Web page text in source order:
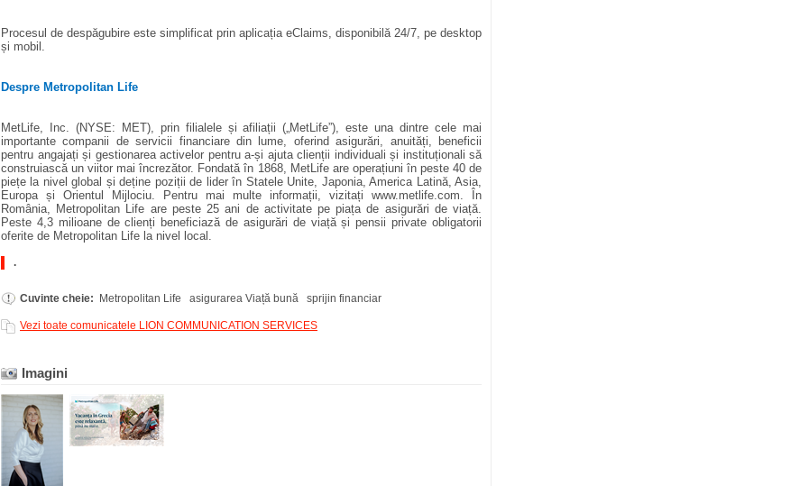
Procesul de despăgubire este simplificat prin aplicația eClaims, disponibilă 24/7, pe desktop
și mobil.
Despre Metropolitan Life
MetLife, Inc. (NYSE: MET), prin filialele și afiliații („MetLife”), este una dintre cele mai
importante companii de servicii financiare din lume, oferind asigurări, anuități, beneficii
pentru angajați și gestionarea activelor pentru a-și ajuta clienții individuali și instituționali să
construiască un viitor mai încrezător. Fondată în 1868, MetLife are operațiuni în peste 40 de
piețe la nivel global și deține poziții de lider în Statele Unite, Japonia, America Latină, Asia,
Europa și Orientul Mijlociu. Pentru mai multe informații, vizitați www.metlife.com. În
România, Metropolitan Life are peste 25 ani de activitate pe piața de asigurări de viață.
Peste 4,3 milioane de clienți beneficiază de asigurări de viață și pensii private obligatorii
oferite de Metropolitan Life la nivel local.
.
Cuvinte cheie: Metropolitan Life asigurarea Viață bună sprijin financiar
Vezi toate comunicatele LION COMMUNICATION SERVICES
Imagini